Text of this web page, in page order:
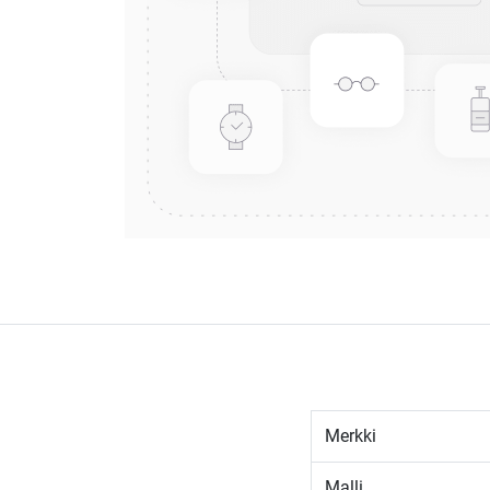
Merkki